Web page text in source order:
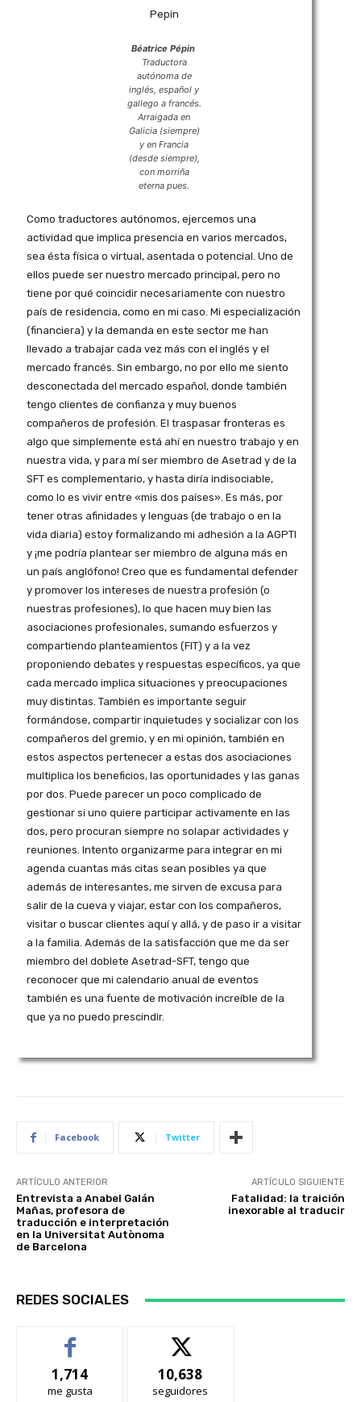
Béatrice Pépin
Traductora
autónoma de
inglés, español y
gallego a francés.
Arraigada en
Galicia (siempre)
y en Francia
(desde siempre),
con morriña
eterna pues.
Como traductores autónomos, ejercemos una
actividad que implica presencia en varios mercados,
sea ésta física o virtual, asentada o potencial. Uno de
ellos puede ser nuestro mercado principal, pero no
tiene por qué coincidir necesariamente con nuestro
país de residencia, como en mi caso. Mi especialización
(financiera) y la demanda en este sector me han
llevado a trabajar cada vez más con el inglés y el
mercado francés. Sin embargo, no por ello me siento
desconectada del mercado español, donde también
tengo clientes de confianza y muy buenos
compañeros de profesión. El traspasar fronteras es
algo que simplemente está ahí en nuestro trabajo y en
nuestra vida, y para mí ser miembro de Asetrad y de la
SFT es complementario, y hasta diría indisociable,
como lo es vivir entre «mis dos países». Es más, por
tener otras afinidades y lenguas (de trabajo o en la
vida diaria) estoy formalizando mi adhesión a la AGPTI
y ¡me podría plantear ser miembro de alguna más en
un país anglófono! Creo que es fundamental defender
y promover los intereses de nuestra profesión (o
nuestras profesiones), lo que hacen muy bien las
asociaciones profesionales, sumando esfuerzos y
compartiendo planteamientos (FIT) y a la vez
proponiendo debates y respuestas específicos, ya que
cada mercado implica situaciones y preocupaciones
muy distintas. También es importante seguir
formándose, compartir inquietudes y socializar con los
compañeros del gremio, y en mi opinión, también en
estos aspectos pertenecer a estas dos asociaciones
multiplica los beneficios, las oportunidades y las ganas
por dos. Puede parecer un poco complicado de
gestionar si uno quiere participar activamente en las
dos, pero procuran siempre no solapar actividades y
reuniones. Intento organizarme para integrar en mi
agenda cuantas más citas sean posibles ya que
además de interesantes, me sirven de excusa para
salir de la cueva y viajar, estar con los compañeros,
visitar o buscar clientes aquí y allá, y de paso ir a visitar
a la familia. Además de la satisfacción que me da ser
miembro del doblete Asetrad-SFT, tengo que
reconocer que mi calendario anual de eventos
también es una fuente de motivación increíble de la
que ya no puedo prescindir.
Facebook Twitter
ARTÍCULO ANTERIOR
Entrevista a Anabel Galán
Mañas, profesora de
traducción e interpretación
en la Universitat Autònoma
de Barcelona
ARTÍCULO SIGUIENTE
Fatalidad: la traición
inexorable al traducir
REDES SOCIALES
1,714
me gusta
10,638
seguidores